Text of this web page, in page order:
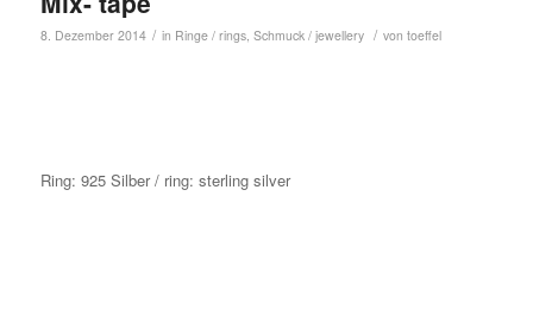
8. Dezember 2014 / in Ringe / rings, Schmuck / jewellery / von toeffel
Ring: 925 Silber / ring: sterling silver